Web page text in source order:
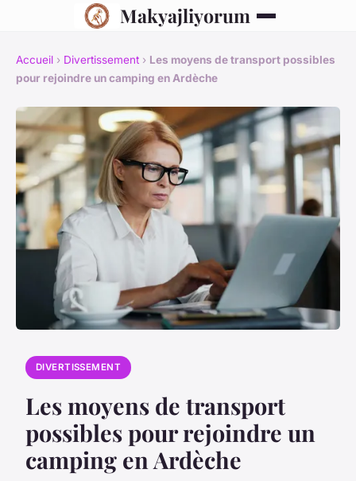
Makyajliyorum
Accueil › Divertissement › Les moyens de transport possibles
pour rejoindre un camping en Ardèche
DIVERTISSEMENT
Les moyens de transport
possibles pour rejoindre un
camping en Ardèche